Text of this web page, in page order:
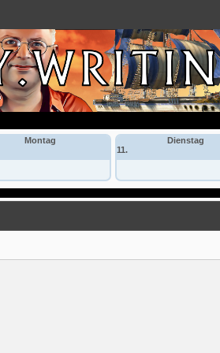
Montag
Dienstag
11.